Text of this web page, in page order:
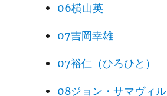
06横山英
07吉岡幸雄
07裕仁（ひろひと）
08ジョン・サマヴィル